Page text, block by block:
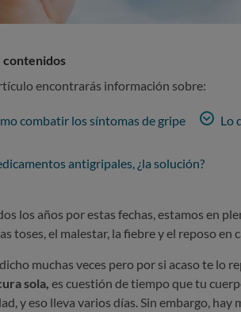
contenidos
encontrarás información sobre:
combatir los síntomas de gripe Lo
antigripales, ¿la solución?
los años por estas fechas, estamos en
toses, el malestar, la fiebre y el reposo en
muchas veces pero por si acaso te lo
sola, es cuestión de tiempo que tu
y eso lleva varios días. Sin embargo,